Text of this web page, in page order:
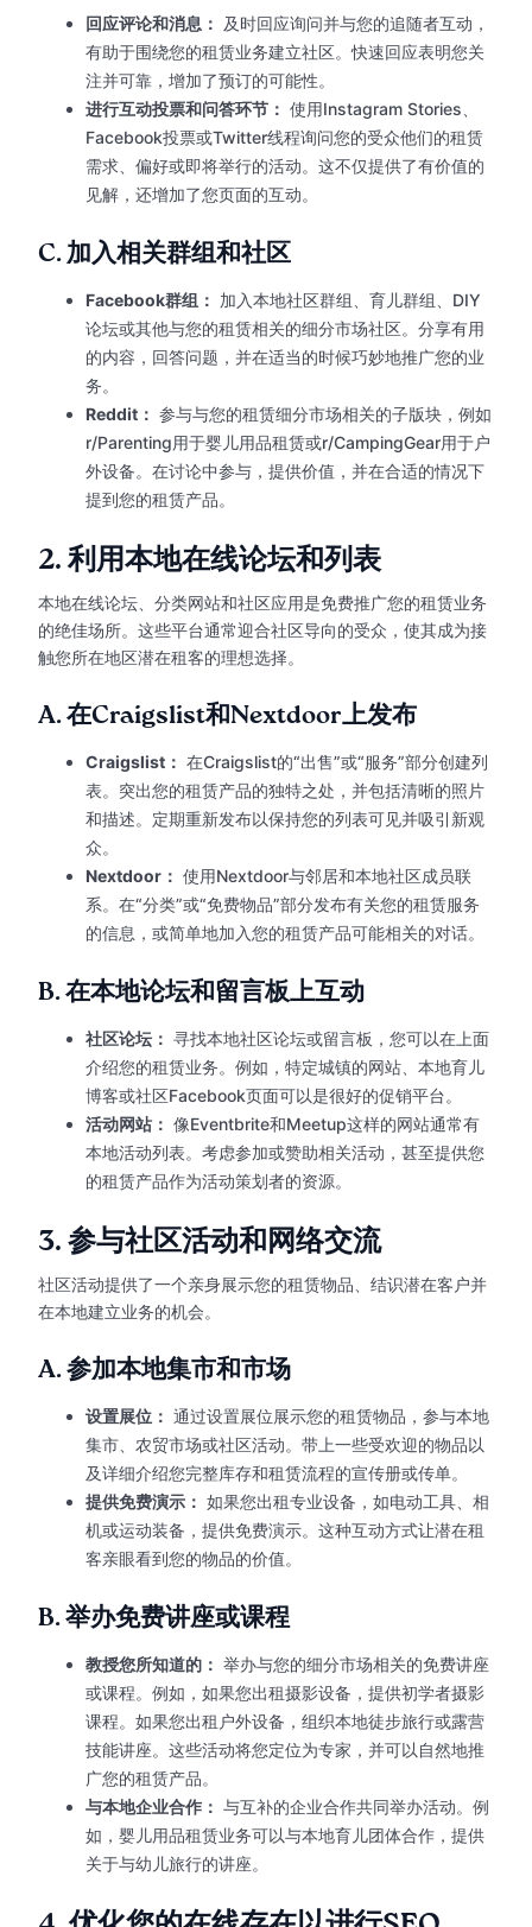
回应评论和消息： 及时回应询问并与您的追随者互动，
有助于围绕您的租赁业务建立社区。快速回应表明您关
注并可靠，增加了预订的可能性。
进行互动投票和问答环节： 使用Instagram Stories、
Facebook投票或Twitter线程询问您的受众他们的租赁
需求、偏好或即将举行的活动。这不仅提供了有价值的
见解，还增加了您页面的互动。
C. 加入相关群组和社区
Facebook群组： 加入本地社区群组、育儿群组、DIY
论坛或其他与您的租赁相关的细分市场社区。分享有用
的内容，回答问题，并在适当的时候巧妙地推广您的业
务。
Reddit： 参与与您的租赁细分市场相关的子版块，例如
r/Parenting用于婴儿用品租赁或r/CampingGear用于户
外设备。在讨论中参与，提供价值，并在合适的情况下
提到您的租赁产品。
2.利用本地在线论坛和列表
本地在线论坛、分类网站和社区应用是免费推广您的租赁业务
的绝佳场所。这些平台通常迎合社区导向的受众，使其成为接
触您所在地区潜在租客的理想选择。
A.在Craigslist和Nextdoor上发布
Craigslist： 在Craigslist的“出售”或“服务”部分创建列
表。突出您的租赁产品的独特之处，并包括清晰的照片
和描述。定期重新发布以保持您的列表可见并吸引新观
众。
Nextdoor： 使用Nextdoor与邻居和本地社区成员联
系。在“分类”或“免费物品”部分发布有关您的租赁服务
的信息，或简单地加入您的租赁产品可能相关的对话。
B.在本地论坛和留言板上互动
社区论坛： 寻找本地社区论坛或留言板，您可以在上面
介绍您的租赁业务。例如，特定城镇的网站、本地育儿
博客或社区Facebook页面可以是很好的促销平台。
活动网站： 像Eventbrite和Meetup这样的网站通常有
本地活动列表。考虑参加或赞助相关活动，甚至提供您
的租赁产品作为活动策划者的资源。
3. 参与社区活动和网络交流
社区活动提供了一个亲身展示您的租赁物品、结识潜在客户并
在本地建立业务的机会。
A.参加本地集市和市场
设置展位： 通过设置展位展示您的租赁物品，参与本地
集市、农贸市场或社区活动。带上一些受欢迎的物品以
及详细介绍您完整库存和租赁流程的宣传册或传单。
提供免费演示： 如果您出租专业设备，如电动工具、相
机或运动装备，提供免费演示。这种互动方式让潜在租
客亲眼看到您的物品的价值。
B.举办免费讲座或课程
教授您所知道的： 举办与您的细分市场相关的免费讲座
或课程。例如，如果您出租摄影设备，提供初学者摄影
课程。如果您出租户外设备，组织本地徒步旅行或露营
技能讲座。这些活动将您定位为专家，并可以自然地推
广您的租赁产品。
与本地企业合作： 与互补的企业合作共同举办活动。例
如，婴儿用品租赁业务可以与本地育儿团体合作，提供
关于与幼儿旅行的讲座。